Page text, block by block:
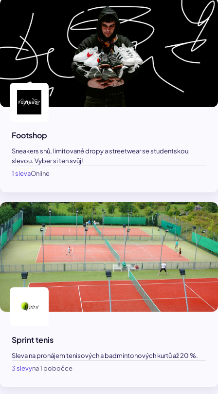
Footshop
Sneakers snů, limitované dropy a streetwear se studentskou
slevou. Vyber si ten svůj!
1 slevaOnline
Sprint tenis
Sleva na pronájem tenisových a badmintonových kurtů až 20 %.
3 slevyna 1 pobočce